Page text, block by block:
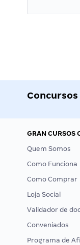
GRAN CURSOS
Quem Somos
Como Funciona
Como Comprar
Loja Social
Validador de
Conveniados
Programa de